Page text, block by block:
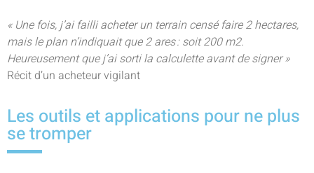
« Une fois, j’ai failli acheter un terrain censé faire 2 hectares,
mais le plan n’indiquait que 2 ares : soit 200 m2.
Heureusement que j’ai sorti la calculette avant de signer »
Récit d’un acheteur vigilant
Les outils et applications pour ne plus
se tromper